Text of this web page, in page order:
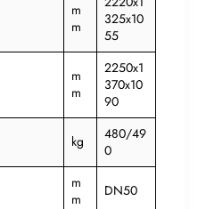
m
m
325x10
55
m
m
2250x1
370x10
90
kg
480/49
0
m
m
DN50